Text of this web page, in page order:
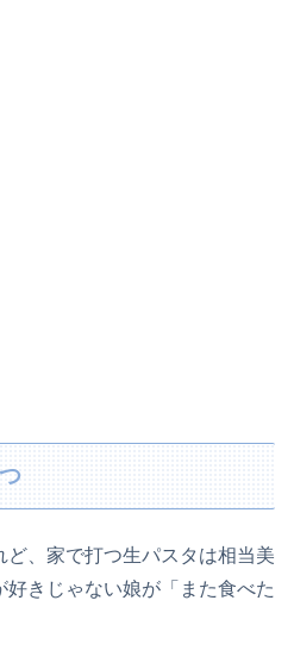
、家で打つ生パスタは相当美
きじゃない娘が「また食べた